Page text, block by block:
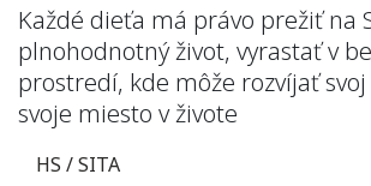
Každé dieťa má právo prežiť na
plnohodnotný život, vyrastať v
prostredí, kde môže rozvíjať
svoje miesto v živote
HS / SITA